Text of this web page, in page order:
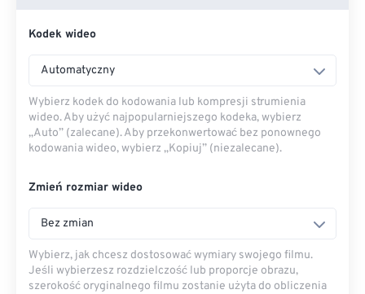
Kodek wideo
Automatyczny
Wybierz kodek do kodowania lub kompresji strumienia
wideo. Aby użyć najpopularniejszego kodeka, wybierz
„Auto” (zalecane). Aby przekonwertować bez ponownego
kodowania wideo, wybierz „Kopiuj” (niezalecane).
Zmień rozmiar wideo
Bez zmian
Wybierz, jak chcesz dostosować wymiary swojego filmu.
Jeśli wybierzesz rozdzielczość lub proporcje obrazu,
szerokość oryginalnego filmu zostanie użyta do obliczenia